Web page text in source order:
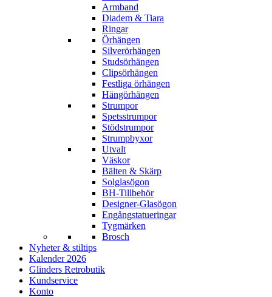
Armband
Diadem & Tiara
Ringar
Örhängen
Silverörhängen
Studsörhängen
Clipsörhängen
Festliga örhängen
Hängörhängen
Strumpor
Spetsstrumpor
Stödstrumpor
Strumpbyxor
Utvalt
Väskor
Bälten & Skärp
Solglasögon
BH-Tillbehör
Designer-Glasögon
Engångstatueringar
Tygmärken
Brosch
Nyheter & stiltips
Kalender 2026
Glinders Retrobutik
Kundservice
Konto